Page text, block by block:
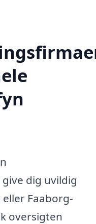
dig uvildig
Faaborg-
oversigten